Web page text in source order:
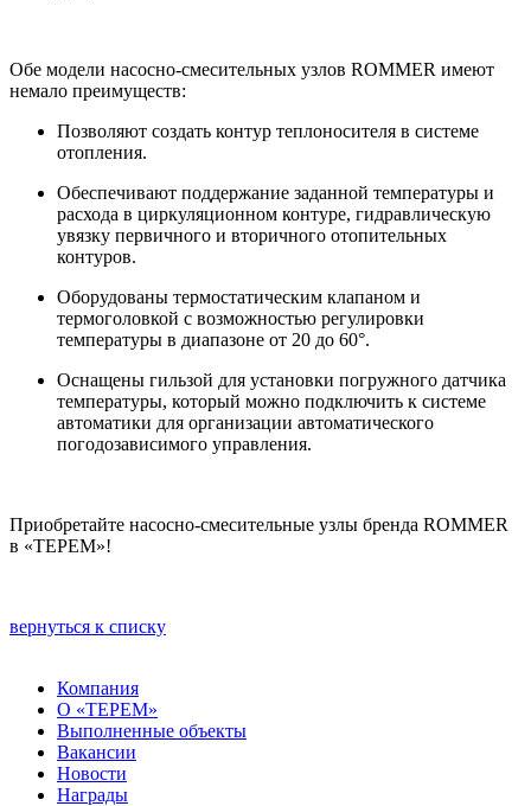
Обе модели насосно-смесительных узлов ROMMER имеют
немало преимуществ:
Позволяют создать контур теплоносителя в системе
отопления.
Обеспечивают поддержание заданной температуры и
расхода в циркуляционном контуре, гидравлическую
увязку первичного и вторичного отопительных
контуров.
Оборудованы термостатическим клапаном и
термоголовкой с возможностью регулировки
температуры в диапазоне от 20 до 60°.
Оснащены гильзой для установки погружного датчика
температуры, который можно подключить к системе
автоматики для организации автоматического
погодозависимого управления.
Приобретайте насосно-смесительные узлы бренда ROMMER
в «ТЕРЕМ»!
вернуться к списку
Компания
О «ТЕРЕМ»
Выполненные объекты
Вакансии
Новости
Награды